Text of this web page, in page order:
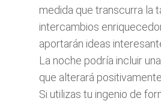
medida que transcurra la
intercambios
aportarán ideas
La noche podría incluir
que alterará
Si utilizas tu ingenio de